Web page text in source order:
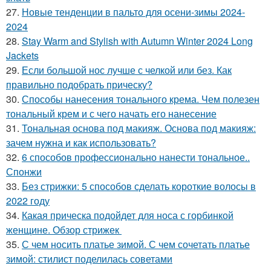
27. Новые тенденции в пальто для осени-зимы 2024-
2024
28. Stay Warm and Stylish with Autumn Winter 2024 Long
Jackets
29. Если большой нос лучше с челкой или без. Как
правильно подобрать прическу?
30. Способы нанесения тонального крема. Чем полезен
тональный крем и с чего начать его нанесение
31. Тональная основа под макияж. Основа под макияж:
зачем нужна и как использовать?
32. 6 способов профессионально нанести тональное..
Спонжи
33. Без стрижки: 5 способов сделать короткие волосы в
2022 году
34. Какая прическа подойдет для носа с горбинкой
женщине. Обзор стрижек
35. С чем носить платье зимой. С чем сочетать платье
зимой: стилист поделилась советами